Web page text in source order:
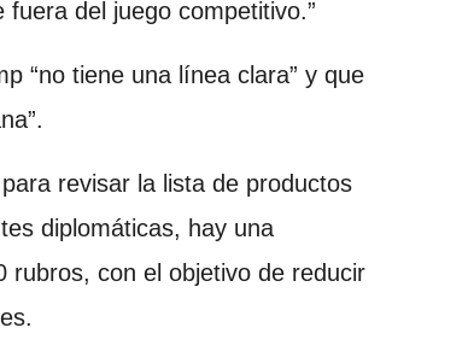
del juego competitivo.”
“no tiene una línea clara” y que
revisar la lista de productos
diplomáticas, hay una
rubros, con el objetivo de reducir